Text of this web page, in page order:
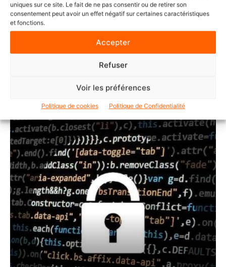
uniques sur ce site. Le fait de ne pas consentir ou de retirer son
consentement peut avoir un effet négatif sur certaines caractéristiques
et fonctions.
Accepter
Refuser
Voir les préférences
Politique de cookies Politique de Confidentialité
POINTS DE VUE
réussite de votre transformation